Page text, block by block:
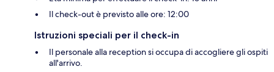
Il check-out è previsto alle ore: 12:00
Istruzioni speciali per il check-in
Il personale alla reception si occupa di accogliere gli ospiti
all'arrivo.